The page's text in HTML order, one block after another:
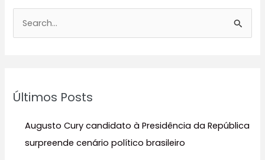
iÚltimos Posts
Augusto Cury candidato à Presidência da República
surpreende cenário político brasileiro